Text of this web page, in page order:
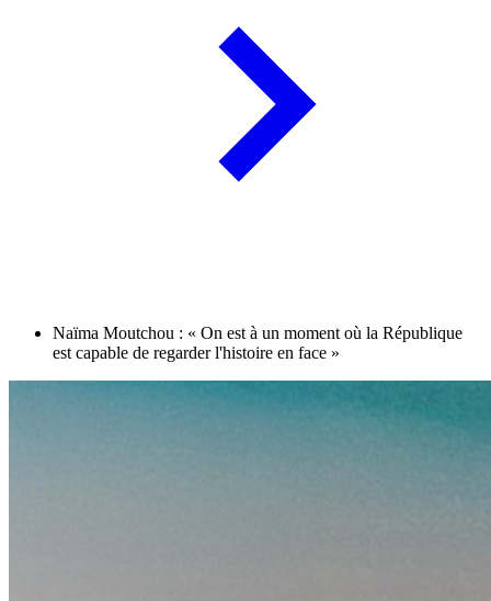
Naïma Moutchou : « On est à un moment où la République
est capable de regarder l'histoire en face »